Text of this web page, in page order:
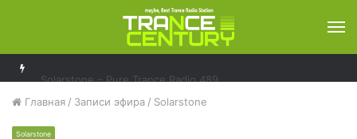
Главная / Записи эфира / Solarstone
Solarstone